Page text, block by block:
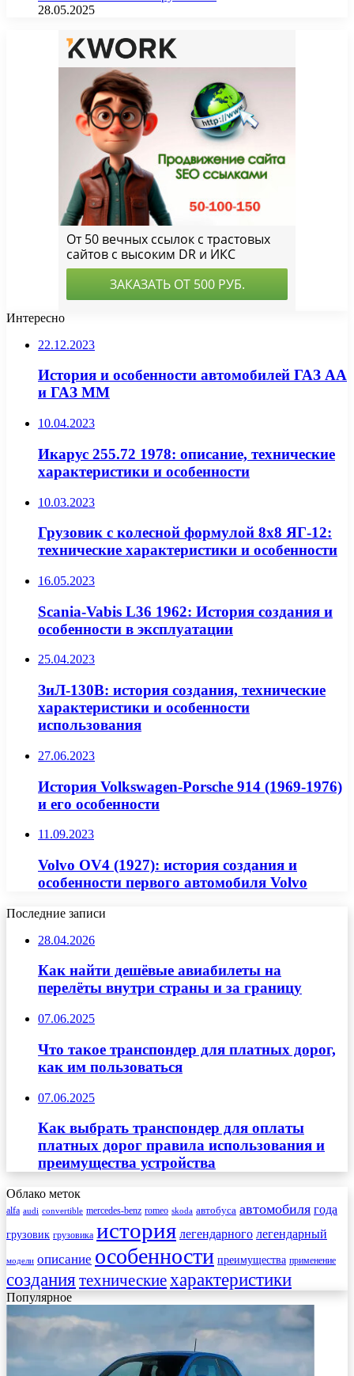
28.05.2025
Интересно
22.12.2023
История и особенности автомобилей ГАЗ АА
и ГАЗ ММ
10.04.2023
Икарус 255.72 1978: описание, технические
характеристики и особенности
10.03.2023
Грузовик с колесной формулой 8х8 ЯГ-12:
технические характеристики и особенности
16.05.2023
Scania-Vabis L36 1962: История создания и
особенности в эксплуатации
25.04.2023
ЗиЛ-130В: история создания, технические
характеристики и особенности
использования
27.06.2023
История Volkswagen-Porsche 914 (1969-1976)
и его особенности
11.09.2023
Volvo OV4 (1927): история создания и
особенности первого автомобиля Volvo
Последние записи
28.04.2026
Как найти дешёвые авиабилеты на
перелёты внутри страны и за границу
07.06.2025
Что такое транспондер для платных дорог,
как им пользоваться
07.06.2025
Как выбрать транспондер для оплаты
платных дорог правила использования и
преимущества устройства
Облако меток
alfa audi convertible mercedes-benz romeo skoda автобуса автомобиля года
грузовик грузовика история легендарного легендарный
модели описание особенности преимущества применение
создания техническиехарактеристики
Популярное